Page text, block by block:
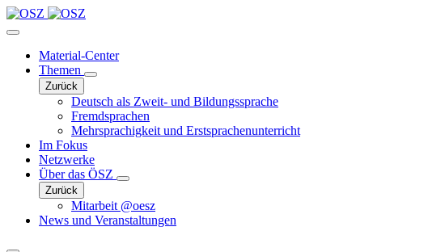
Material-Center
Themen
Zurück
Deutsch als Zweit- und Bildungssprache
Fremdsprachen
Mehrsprachigkeit und Erstsprachenunterricht
Im Fokus
Netzwerke
Über das ÖSZ
Zurück
Mitarbeit @oesz
News und Veranstaltungen